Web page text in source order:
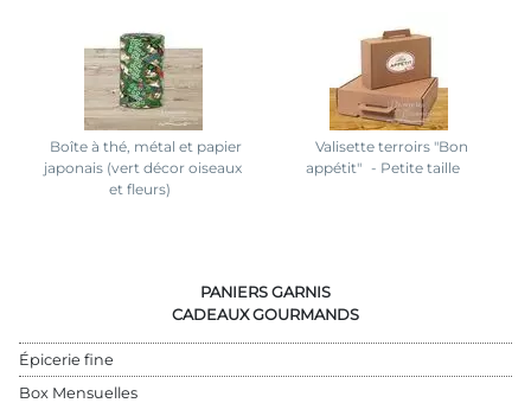
Boîte à thé, métal et papier
japonais (vert décor oiseaux
et fleurs)
Valisette terroirs "Bon
appétit" - Petite taille
PANIERS GARNIS
CADEAUX GOURMANDS
Épicerie fine
Box Mensuelles